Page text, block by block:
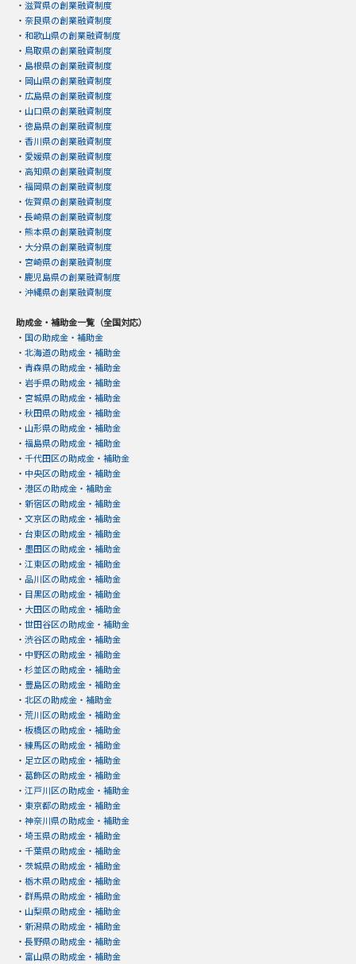
・ 滋賀県の創業融資制度
・ 奈良県の創業融資制度
・ 和歌山県の創業融資制度
・ 鳥取県の創業融資制度
・ 島根県の創業融資制度
・ 岡山県の創業融資制度
・ 広島県の創業融資制度
・ 山口県の創業融資制度
・ 徳島県の創業融資制度
・ 香川県の創業融資制度
・ 愛媛県の創業融資制度
・ 高知県の創業融資制度
・ 福岡県の創業融資制度
・ 佐賀県の創業融資制度
・ 長崎県の創業融資制度
・ 熊本県の創業融資制度
・ 大分県の創業融資制度
・ 宮崎県の創業融資制度
・ 鹿児島県の創業融資制度
・ 沖縄県の創業融資制度
助成金・補助金一覧（全国対応）
・ 国の助成金・補助金
・ 北海道の助成金・補助金
・ 青森県の助成金・補助金
・ 岩手県の助成金・補助金
・ 宮城県の助成金・補助金
・ 秋田県の助成金・補助金
・ 山形県の助成金・補助金
・ 福島県の助成金・補助金
・ 千代田区の助成金・補助金
・ 中央区の助成金・補助金
・ 港区の助成金・補助金
・ 新宿区の助成金・補助金
・ 文京区の助成金・補助金
・ 台東区の助成金・補助金
・ 墨田区の助成金・補助金
・ 江東区の助成金・補助金
・ 品川区の助成金・補助金
・ 目黒区の助成金・補助金
・ 大田区の助成金・補助金
・ 世田谷区の助成金・補助金
・ 渋谷区の助成金・補助金
・ 中野区の助成金・補助金
・ 杉並区の助成金・補助金
・ 豊島区の助成金・補助金
・ 北区の助成金・補助金
・ 荒川区の助成金・補助金
・ 板橋区の助成金・補助金
・ 練馬区の助成金・補助金
・ 足立区の助成金・補助金
・ 葛飾区の助成金・補助金
・ 江戸川区の助成金・補助金
・ 東京都の助成金・補助金
・ 神奈川県の助成金・補助金
・ 埼玉県の助成金・補助金
・ 千葉県の助成金・補助金
・ 茨城県の助成金・補助金
・ 栃木県の助成金・補助金
・ 群馬県の助成金・補助金
・ 山梨県の助成金・補助金
・ 新潟県の助成金・補助金
・ 長野県の助成金・補助金
・ 富山県の助成金・補助金